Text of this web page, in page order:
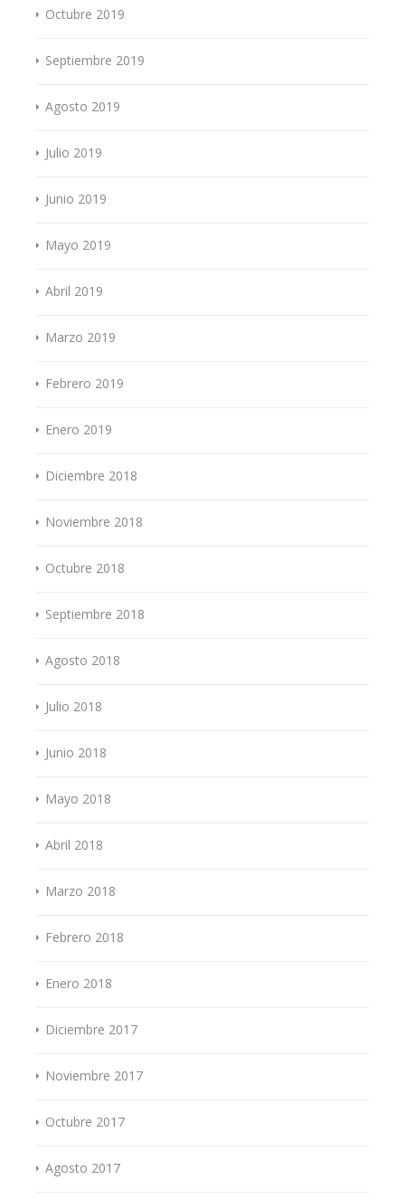
Octubre 2019
Septiembre 2019
Agosto 2019
Julio 2019
Junio 2019
Mayo 2019
Abril 2019
Marzo 2019
Febrero 2019
Enero 2019
Diciembre 2018
Noviembre 2018
Octubre 2018
Septiembre 2018
Agosto 2018
Julio 2018
Junio 2018
Mayo 2018
Abril 2018
Marzo 2018
Febrero 2018
Enero 2018
Diciembre 2017
Noviembre 2017
Octubre 2017
Agosto 2017